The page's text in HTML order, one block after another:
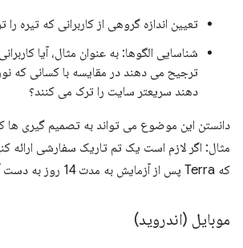
تعیین اندازه گروهی از کاربرانی که تیره
شناسایی الگوها: به عنوان مثال، آیا
ترجیح می دهند در مقایسه با کسانی که
دهند سریعتر سایت را ترک می کنند؟
دانستن این موضوع می تواند به تصمیم گیری ها
مثال: اگر لازم است یک تم تاریک سفارشی ارائه
که Terra پس از آزمایش به مدت 14 روز به دست آورد:
موبایل (اندروید)